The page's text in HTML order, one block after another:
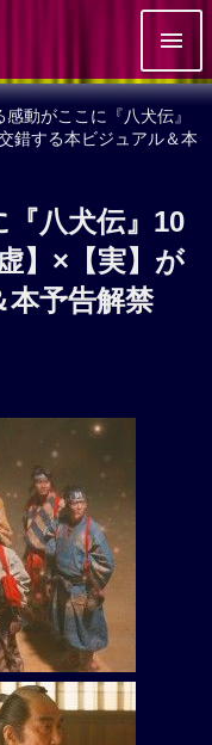
動がここに『八犬伝』
錯する本ビジュアル＆本
八犬伝』10
】×【実】が
予告解禁